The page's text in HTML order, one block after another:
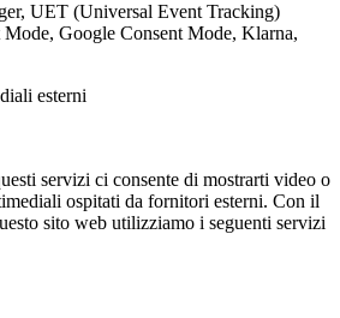
UET (Universal Event Tracking)
Google Consent Mode, Klarna,
esterni
servizi ci consente di mostrarti video o
ospitati da fornitori esterni. Con il
sito web utilizziamo i seguenti servizi